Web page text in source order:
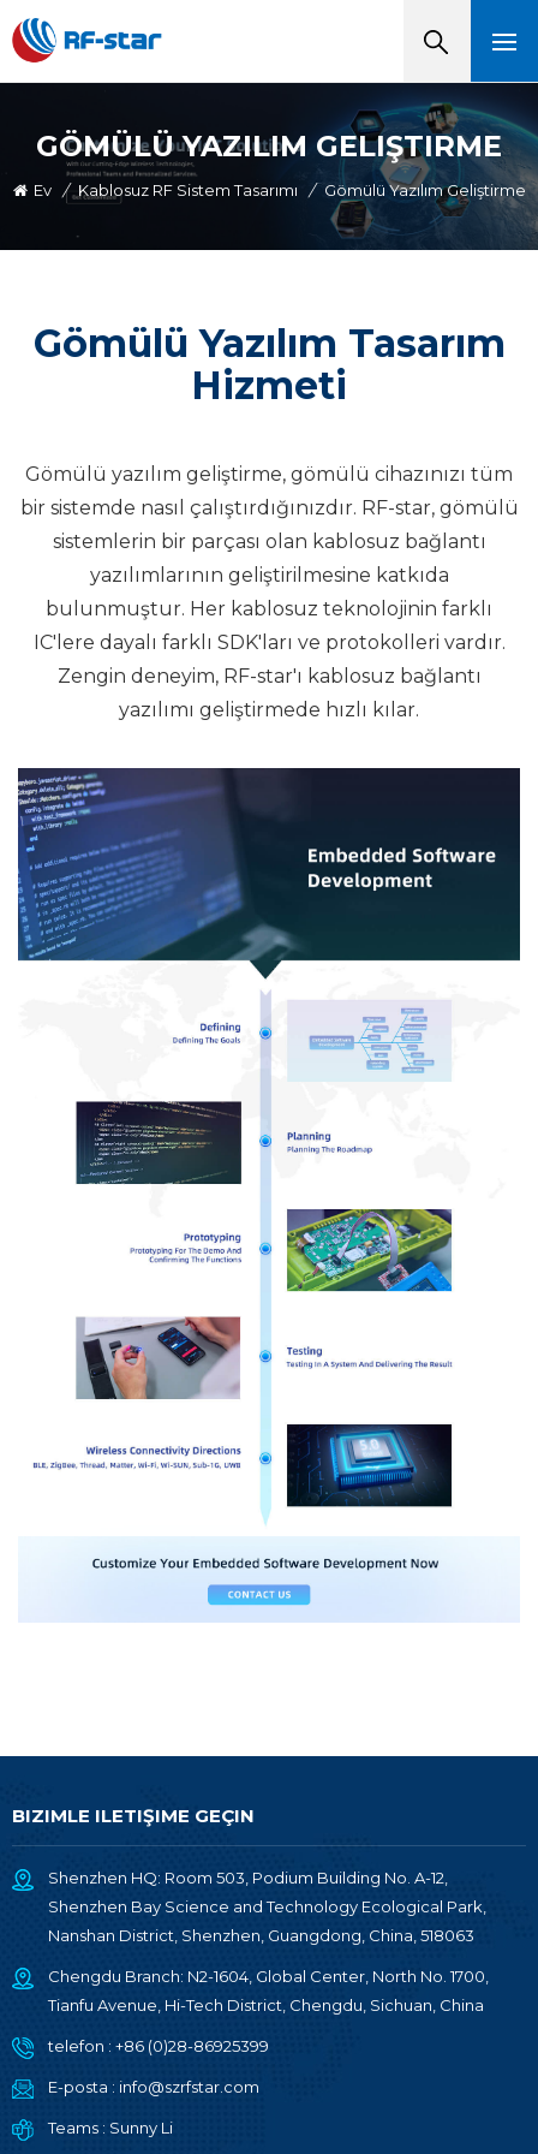
GÖMÜLÜ YAZILIM GELIŞTIRME
Ev / Kablosuz RF Sistem Tasarımı / Gömülü Yazılım Geliştirme
Gömülü Yazılım Tasarım
Hizmeti
Gömülü yazılım geliştirme, gömülü cihazınızı tüm
bir sistemde nasıl çalıştırdığınızdır. RF-star, gömülü
sistemlerin bir parçası olan kablosuz bağlantı
yazılımlarının geliştirilmesine katkıda
bulunmuştur. Her kablosuz teknolojinin farklı
IC'lere dayalı farklı SDK'ları ve protokolleri vardır.
Zengin deneyim, RF-star'ı kablosuz bağlantı
yazılımı geliştirmede hızlı kılar.
BIZIMLE ILETIŞIME GEÇIN
Shenzhen HQ: Room 503, Podium Building No. A-12,
Shenzhen Bay Science and Technology Ecological Park,
Nanshan District, Shenzhen, Guangdong, China, 518063
Chengdu Branch: N2-1604, Global Center, North No. 1700,
Tianfu Avenue, Hi-Tech District, Chengdu, Sichuan, China
telefon : +86 (0)28-86925399
E-posta : info@szrfstar.com
Teams : Sunny Li